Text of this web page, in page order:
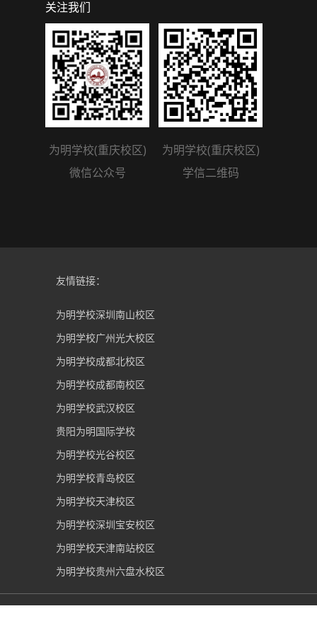
关注我们
为明学校(重庆校区)
微信公众号
为明学校(重庆校区)
学信二维码
友情链接：
为明学校深圳南山校区
为明学校广州光大校区
为明学校成都北校区
为明学校成都南校区
为明学校武汉校区
贵阳为明国际学校
为明学校光谷校区
为明学校青岛校区
为明学校天津校区
为明学校深圳宝安校区
为明学校天津南站校区
为明学校贵州六盘水校区